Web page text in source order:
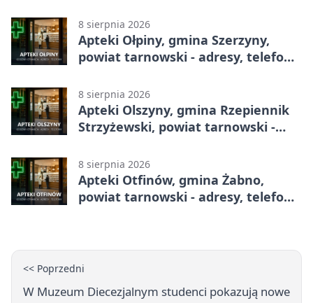
8 sierpnia 2026
Apteki Ołpiny, gmina Szerzyny,
powiat tarnowski - adresy, telefony,
8 sierpnia 2026
Apteki Olszyny, gmina Rzepiennik
Strzyżewski, powiat tarnowski -
8 sierpnia 2026
Apteki Otfinów, gmina Żabno,
powiat tarnowski - adresy, telefony,
<< Poprzedni
W Muzeum Diecezjalnym studenci pokazują nowe